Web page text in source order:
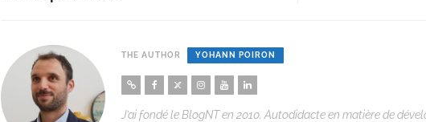
THE AUTHOR YOHANN POIRON
J’ai fondé le BlogNT en 2010. Autodidacte en matière de